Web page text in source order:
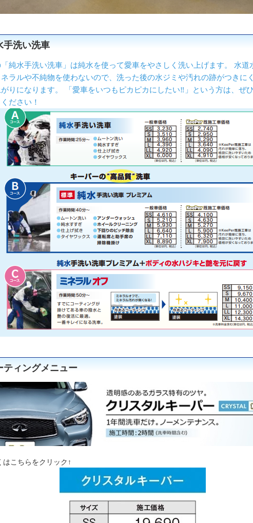
手洗い洗車
純水手洗い洗車」は純水を使って愛車をやさしく洗い上げます。 水道
ラルや不純物を使わないので、洗った後の水ジミや汚れの跡がつきに
りになります。
「愛車をいつもピカピカにしたい‼︎」という方は、ぜ
ださい！
ティングメニュー
はこちらをクリック↑